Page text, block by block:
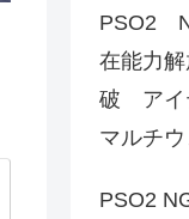
PSO2
在能力
破 アイ
マルチウ
PSO2